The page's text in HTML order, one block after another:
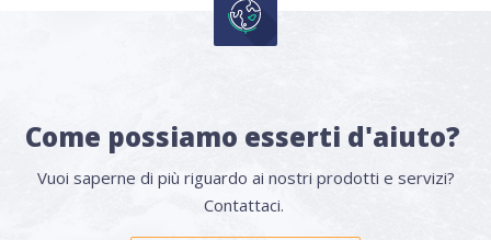
Come possiamo esserti d'aiuto?
Vuoi saperne di più riguardo ai nostri prodotti e servizi?
Contattaci.